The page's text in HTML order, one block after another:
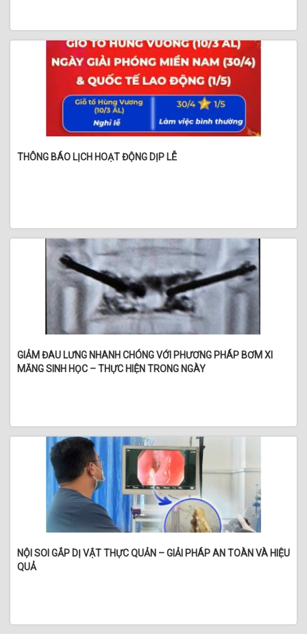
THÔNG BÁO LỊCH HOẠT ĐỘNG DỊP LỄ
GIẢM ĐAU LƯNG NHANH CHÓNG VỚI PHƯƠNG PHÁP BƠM XI
MĂNG SINH HỌC – THỰC HIỆN TRONG NGÀY
NỘI SOI GẮP DỊ VẬT THỰC QUẢN – GIẢI PHÁP AN TOÀN VÀ HIỆU
QUẢ